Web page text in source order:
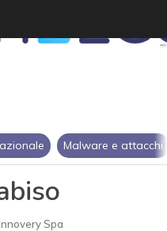
Malware e attacchi
Spa